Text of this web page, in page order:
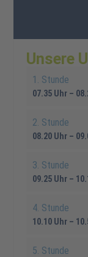
Unsere
1. Stunde
07.35 Uhr –
2. Stunde
08.20 Uhr –
3. Stunde
09.25 Uhr –
4. Stunde
10.10 Uhr –
5. Stunde